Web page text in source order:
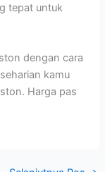
tepat untuk
dengan cara
kamu
Harga pas